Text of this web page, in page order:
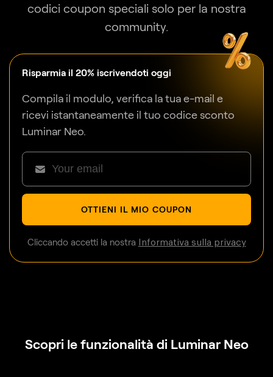
codici coupon speciali solo per la nostra
community.
Risparmia il 20% iscrivendoti oggi
Compila il modulo, verifica la tua e-mail e
ricevi istantaneamente il tuo codice sconto
Luminar Neo.
OTTIENI IL MIO COUPON
Cliccando accetti la nostra Informativa sulla privacy
Scopri le funzionalità di Luminar Neo